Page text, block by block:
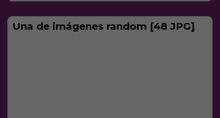
Una de imágenes random [48 JPG]